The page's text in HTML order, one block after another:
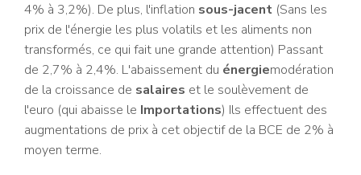
4% à 3,2%). De plus, l'inflation sous-jacent (Sans les
prix de l'énergie les plus volatils et les aliments non
transformés, ce qui fait une grande attention) Passant
de 2,7% à 2,4%. L'abaissement du énergiemodération
de la croissance de salaires et le soulèvement de
l'euro (qui abaisse le Importations) Ils effectuent des
augmentations de prix à cet objectif de la BCE de 2% à
moyen terme.